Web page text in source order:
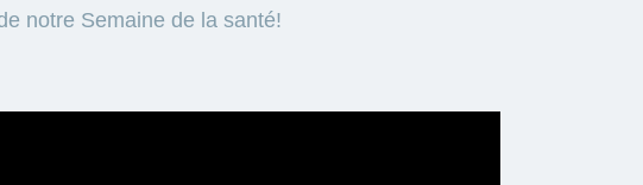
notre Semaine de la santé!